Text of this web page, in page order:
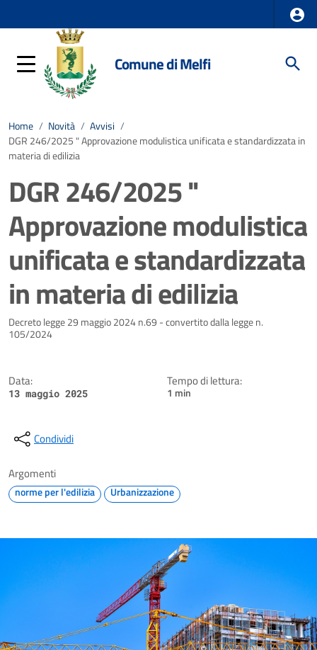
Comune di Melfi
Home / Novità / Avvisi /
DGR 246/2025 " Approvazione modulistica unificata e standardizzata in
materia di edilizia
DGR 246/2025 "
Approvazione modulistica
unificata e standardizzata
in materia di edilizia
Dettagli della notizia
Decreto legge 29 maggio 2024 n.69 - convertito dalla legge n.
105/2024
Data:
13 maggio 2025
Tempo di lettura:
1 min
Condividi
Argomenti
norme per l'edilizia Urbanizzazione